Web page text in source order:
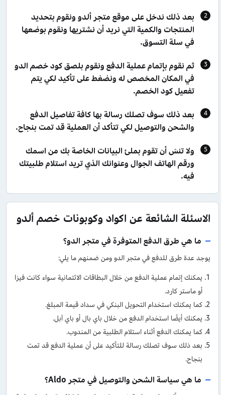
بعد ذلك ندخل على موقع متجر ألدو ونقوم بتحديد
المنتجات والكمية التي نريد أن نشتريها ونقوم بوضعها
في سلة التسوق.
ثم نقوم بإتمام عملية الدفع ونقوم بلصق كود خصم الدو
في المكان المخصص له ونضغط على تأكيد لكي يتم
تفعيل كود الخصم.
بعد ذلك سوف تصلك رسالة بها كافة تفاصيل الدفع
والشحن والتوصيل لكي تتأكد أن العملية قد تمت بنجاح.
ولا تنسَ أن تقوم بملئ البيانات الخاصة بك من اسمك
ورقم الهاتف الجوال وعنوانك الذي تريد استلام طلبيتك
فيه.
الاسئلة الشائعة عن اكواد وكوبونات خصم ألدو
ما هي طرق الدفع المتوفرة في متجر الدو؟
يوجد عدة طرق للدفع في متجر الدو ومن ضمنهم ما يلي:
يمكنك إتمام عملية الدفع من خلال البطاقات الائتمانية سواء كانت فيزا
أو ماستر كارد.
كما يمكنك استخدام التحويل البنكي في سداد قيمة المبلغ.
يمكنك أيضًا استخدام الدفع من خلال باي بال أو باي آبل.
كما يمكنك الدفع أثناء استلام الطلبية من المندوب.
بعد ذلك سوف تصلك رسالة للتأكيد على أن عملية الدفع قد تمت
بنجاح.
ما هي سياسة الشحن والتوصيل في متجر Aldo؟